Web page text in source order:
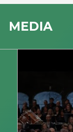
MEDIA